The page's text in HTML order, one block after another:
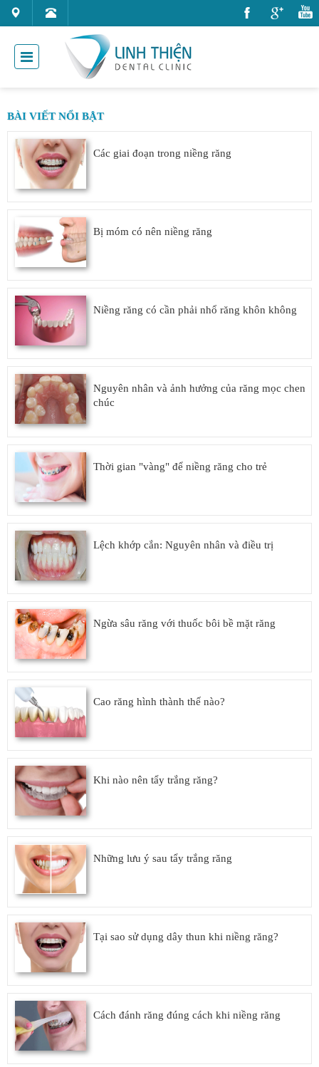
BÀI VIẾT NỔI BẬT
Các giai đoạn trong niềng răng
Bị móm có nên niềng răng
Niềng răng có cần phải nhổ răng khôn không
Nguyên nhân và ảnh hưởng của răng mọc chen
chúc
Thời gian "vàng" để niềng răng cho trẻ
Lệch khớp cắn: Nguyên nhân và điều trị
Ngừa sâu răng với thuốc bôi bề mặt răng
Cao răng hình thành thế nào?
Khi nào nên tẩy trắng răng?
Những lưu ý sau tẩy trắng răng
Tại sao sử dụng dây thun khi niềng răng?
Cách đánh răng đúng cách khi niềng răng